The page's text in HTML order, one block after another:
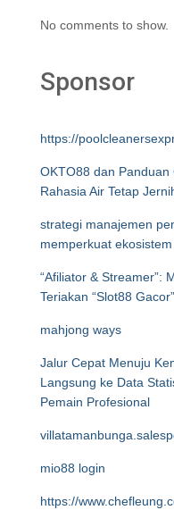
No comments to show.
Sponsor
https://
OKTO88 dan
Rahasia Air Tetap
strategi manajemen
memperkuat
“Afiliator & Streamer”:
Teriakan “Slot88
mahjong ways
Jalur Cepat Menuju
Langsung ke Data
Pemain Profesional
mio88 login
https://